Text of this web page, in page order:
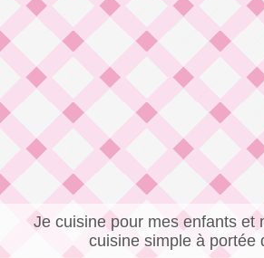
Je cuisine pour mes enfants et
cuisine simple à portée